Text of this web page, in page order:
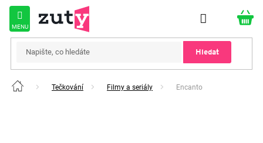
Přejít
obsah
Hledat
Domů Tečkování Filmy a seriály Encanto